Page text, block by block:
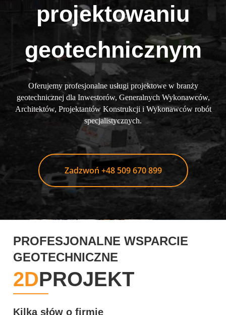
projektowaniu
geotechnicznym
Oferujemy profesjonalne usługi projektowe w branży
geotechnicznej dla Inwestorów, Generalnych Wykonawców,
Architektów, Projektantów Konstrukcji i Wykonawców robót
specjalistycznych.
Zadzwoń +48 509 670 899
PROFESJONALNE WSPARCIE
GEOTECHNICZNE
2DPROJEKT
Kilka słów o firmie